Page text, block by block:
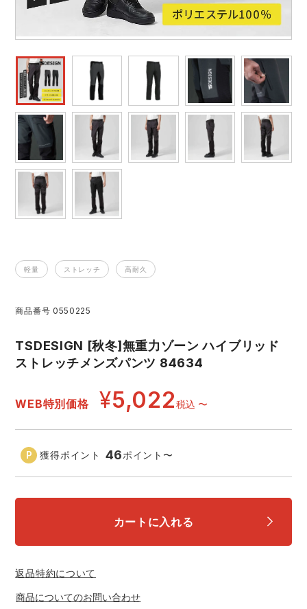
安全保護具
レインウェア・カッパ
ヤッケ
作業用小物・アクセサリー
つなぎ
電熱ウェア・ヒートウェア
刺繍・プリント加工対象商品
コンプレッションウェアランキング
作業用ポロシャツランキング
作業用手袋ランキング
レインウェアランキング
アイズフロンティア ランキング
コーコス ランキング
アイトス ランキング
ジーベック ランキング
作業着
ニット
カジュアル
ボンマックス
GUSH FORCE CUP
GDジャパン カーシーカシマ
シンメン
ハイパーV
ニオイクリア
エアークラフト
セロリー 大阪支店
アタックベース サンエス
スターライト工業 東洋物産工業
藤井電工
運送・倉庫作業服
清掃・ビルメンテ作業服
夜間・高視認性安全服
医療白衣・介護服
軽量 ストレッチ 高耐久
商品番号 0550225
TSDESIGN [秋冬]無重力ゾーン ハイブリッド
ストレッチメンズパンツ 84634
WEB特別価格 ¥5,022税込 〜
獲得ポイント 46ポイント 〜
カートに入れる
返品特約について
商品についてのお問い合わせ